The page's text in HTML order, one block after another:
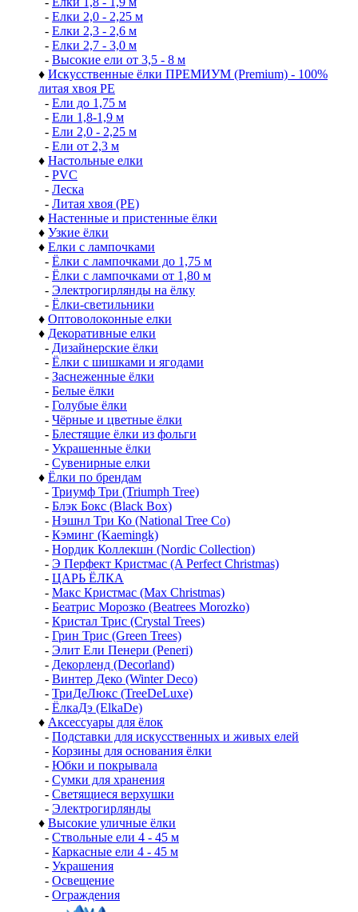
- Елки 2,0 - 2,25 м
- Елки 2,3 - 2,6 м
- Елки 2,7 - 3,0 м
- Высокие ели от 3,5 - 8 м
♦ Искусственные ёлки ПРЕМИУМ (Premium) - 100%
литая хвоя РЕ
- Ели до 1,75 м
- Ели 1,8-1,9 м
- Ели 2,0 - 2,25 м
- Ели от 2,3 м
♦ Настольные елки
- PVC
- Леска
- Литая хвоя (РЕ)
♦ Настенные и пристенные ёлки
♦ Узкие ёлки
♦ Елки с лампочками
- Ёлки с лампочками до 1,75 м
- Ёлки с лампочками от 1,80 м
- Электрогирлянды на ёлку
- Ёлки-светильники
♦ Оптоволоконные елки
♦ Декоративные елки
- Дизайнерские ёлки
- Ёлки с шишками и ягодами
- Заснеженные ёлки
- Белые ёлки
- Голубые ёлки
- Чёрные и цветные ёлки
- Блестящие ёлки из фольги
- Украшенные ёлки
- Сувенирные елки
♦ Ёлки по брендам
- Триумф Три (Triumph Tree)
- Блэк Бокс (Black Box)
- Нэшнл Три Ко (National Tree Co)
- Кэминг (Kaemingk)
- Нордик Коллекшн (Nordic Collection)
- Э Перфект Кристмас (A Perfect Christmas)
- ЦАРЬ ЁЛКА
- Макс Кристмас (Max Christmas)
- Беатрис Морозко (Beatrees Morozko)
- Кристал Трис (Crystal Trees)
- Грин Трис (Green Trees)
- Элит Ели Пенери (Peneri)
- Декорленд (Decorland)
- Винтер Деко (Winter Deco)
- ТриДеЛюкс (TreeDeLuxe)
- ЁлкаДэ (ElkaDe)
♦ Аксессуары для ёлок
- Подставки для искусственных и живых елей
- Корзины для основания ёлки
- Юбки и покрывала
- Сумки для хранения
- Светящиеся верхушки
- Электрогирлянды
♦ Высокие уличные ёлки
- Ствольные ели 4 - 45 м
- Каркасные ели 4 - 45 м
- Украшения
- Освещение
- Ограждения